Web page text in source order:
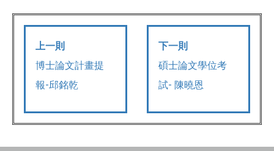
上一則
博士論文計畫提
報-邱銘乾
下一則
碩士論文學位考
試- 陳曉恩